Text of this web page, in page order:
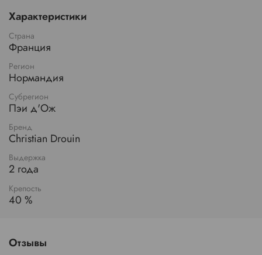
Характеристики
Страна
Франция
Регион
Нормандия
Субрегион
Пэи д'Ож
Бренд
Christian Drouin
Выдержка
2 года
Крепость
40 %
Отзывы